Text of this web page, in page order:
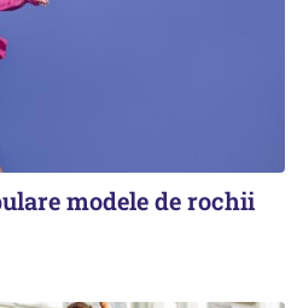
modele de rochii